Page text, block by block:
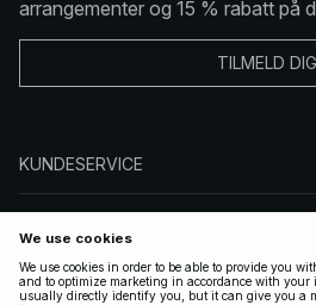
arrangementer og 15 % rabatt på
TILMELD DIG
KUNDESERVICE
FØLG OSS